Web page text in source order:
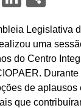
Legislativa
uma
do Centro
de aplausos
que